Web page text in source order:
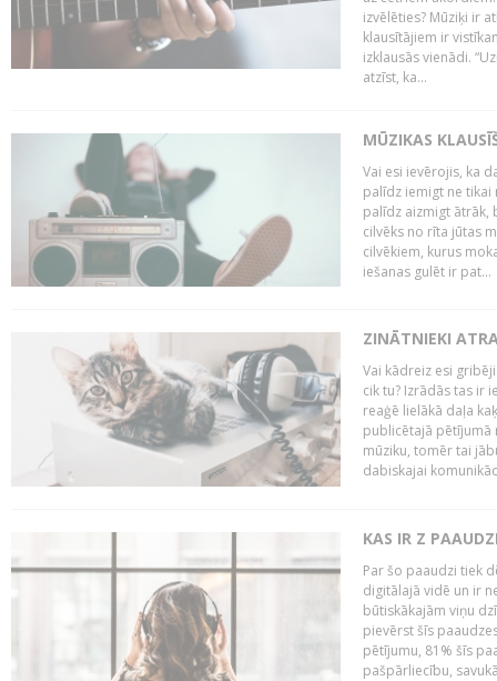
izvēlēties? Mūziķi ir
klausītājiem ir
izklausās vienādi.
atzīst, ka...
MŪZIKAS
Vai esi ievērojis, ka
palīdz iemigt ne tikai
palīdz aizmigt ātrāk,
cilvēks no rīta jūtas
cilvēkiem, kurus
iešanas gulēt ir pat...
ZINĀTNIEKI
Vai kādreiz esi
cik tu? Izrādās tas ir
reaģē lielākā daļa
publicētajā pētījumā
mūziku, tomēr tai
dabiskajai
KAS IR Z
Par šo paaudzi tiek
digitālajā vidē un ir
būtiskākajām viņu
pievērst šīs
pētījumu, 81% šīs
pašpārliecību,